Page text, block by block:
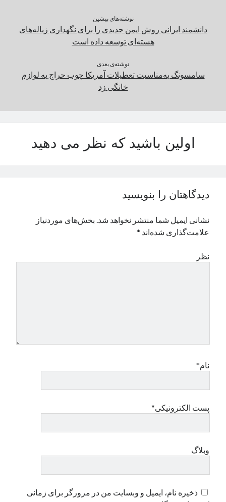
نوشته‌های پیشین
دانشمند ایرانی روش ایمن جدیدی را برای نگهداری زباله‌های
هسته‌ای توسعه داده است
نوشته‌ی بعدی
سامسونگ به‌مناسبت تعطیلات آمریکا چوب حراج به لوازم
خانگی زد
اولین باشید که نظر می دهید
دیدگاهتان را بنویسید
نشانی ایمیل شما منتشر نخواهد شد. بخش‌های موردنیاز
علامت‌گذاری شده‌اند *
نظر
نام*
پست الکترونیکی*
وبلاگ
ذخیره نام، ایمیل و وبسایت من در مرورگر برای زمانی